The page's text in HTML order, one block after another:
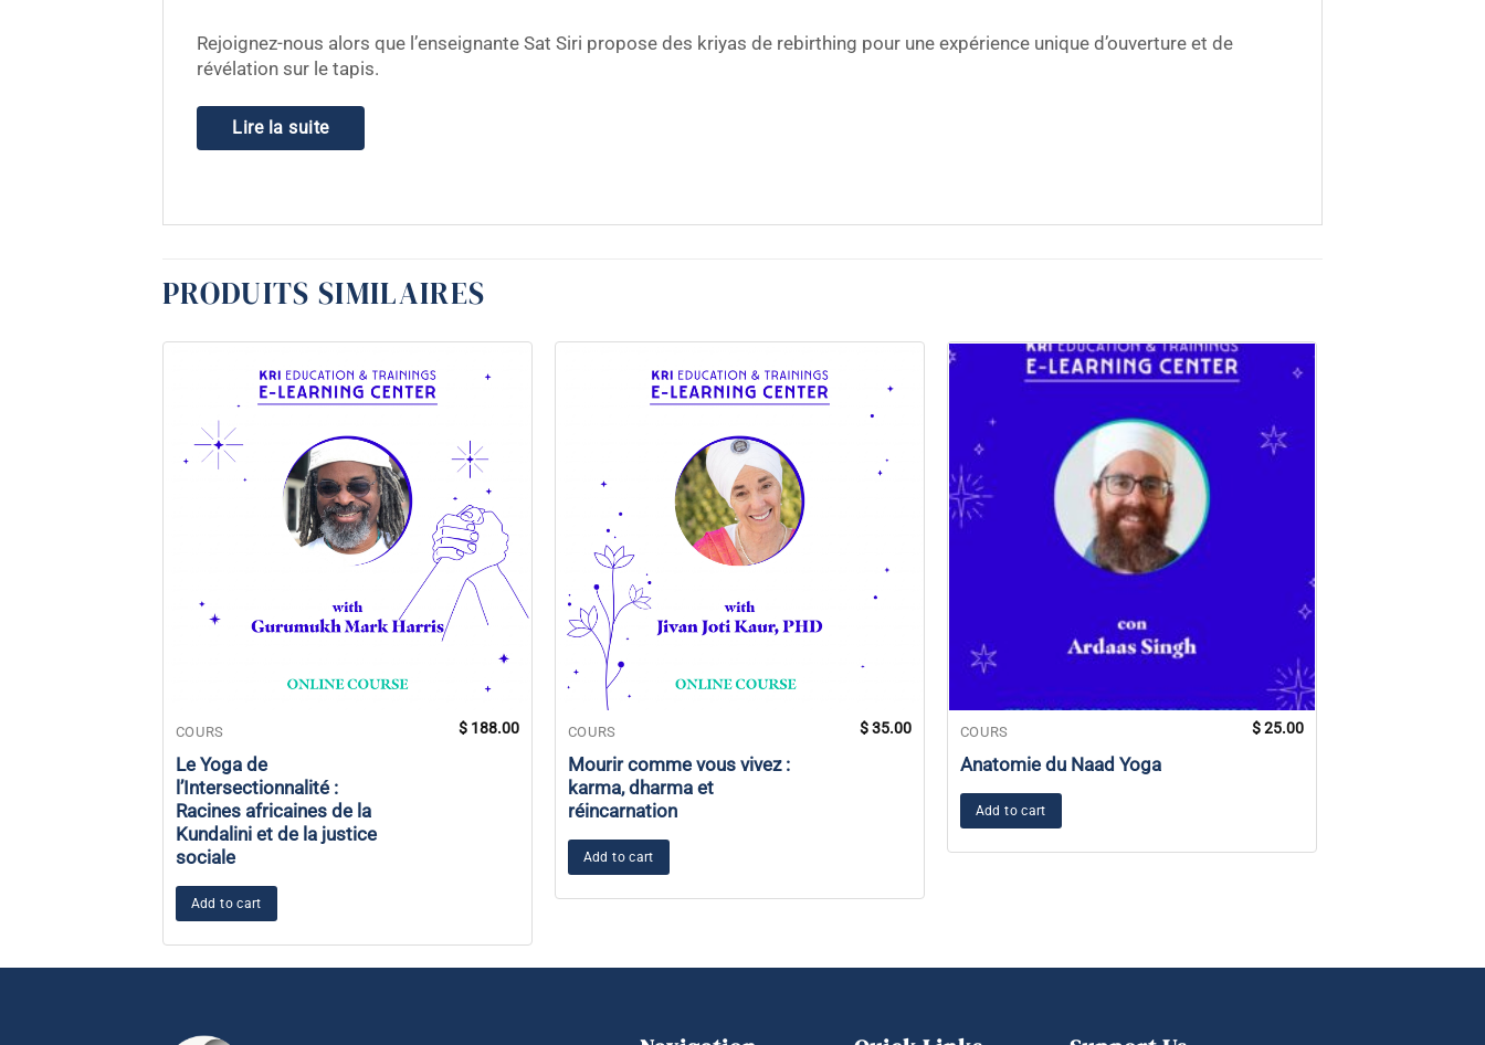
Rejoignez-nous alors que l’enseignante Sat Siri propose des kriyas de rebirthing pour une expérience unique d’ouverture et de
révélation sur le tapis.
Lire la suite
PRODUITS SIMILAIRES
COURS
Le Yoga de
l’Intersectionnalité :
Racines africaines de la
Kundalini et de la justice
sociale
$ 188.00
Add to cart
COURS
Mourir comme vous vivez :
karma, dharma et
réincarnation
$35.00
Add to cart
COURS
Anatomie du Naad Yoga
$25.00
Add to cart